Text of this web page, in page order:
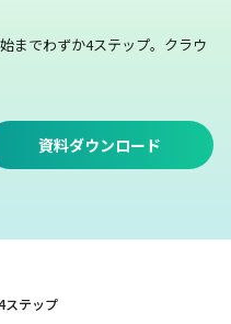
までわずか4ステップ。 クラウ
資料ダウンロード
ステップ